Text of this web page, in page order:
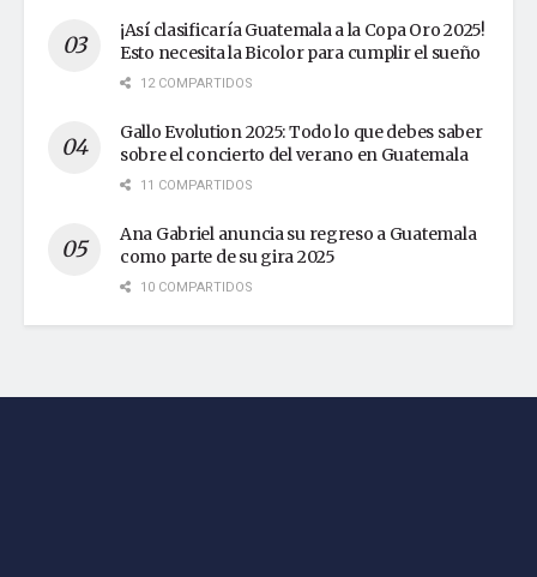
¡Así clasificaría Guatemala a la Copa Oro 2025!
Esto necesita la Bicolor para cumplir el sueño
12 COMPARTIDOS
Gallo Evolution 2025: Todo lo que debes saber
sobre el concierto del verano en Guatemala
11 COMPARTIDOS
Ana Gabriel anuncia su regreso a Guatemala
como parte de su gira 2025
10 COMPARTIDOS